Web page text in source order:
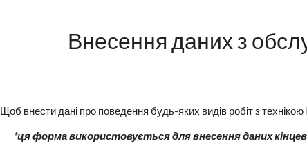
Внесення даних з
Щоб внести дані про поведення будь-яких видів робіт з
*ця форма використовується для внесення даних